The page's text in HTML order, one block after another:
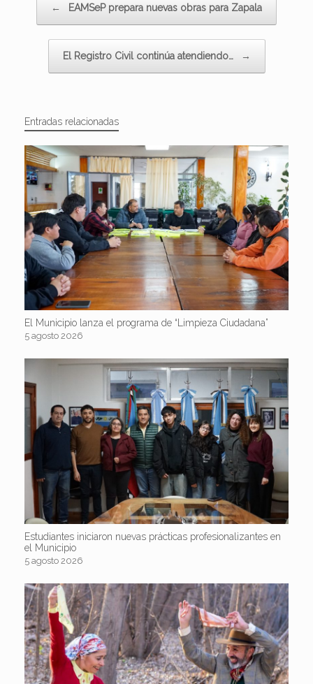
← EAMSeP prepara nuevas obras para Zapala
El Registro Civil continúa atendiendo… →
Entradas relacionadas
El Municipio lanza el programa de “Limpieza Ciudadana”
5 agosto 2026
Estudiantes iniciaron nuevas prácticas profesionalizantes en
el Municipio
5 agosto 2026